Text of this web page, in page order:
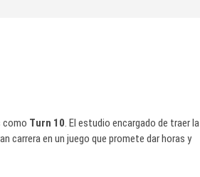
como Turn 10. El estudio encargado de traer la
carrera en un juego que promete dar horas y